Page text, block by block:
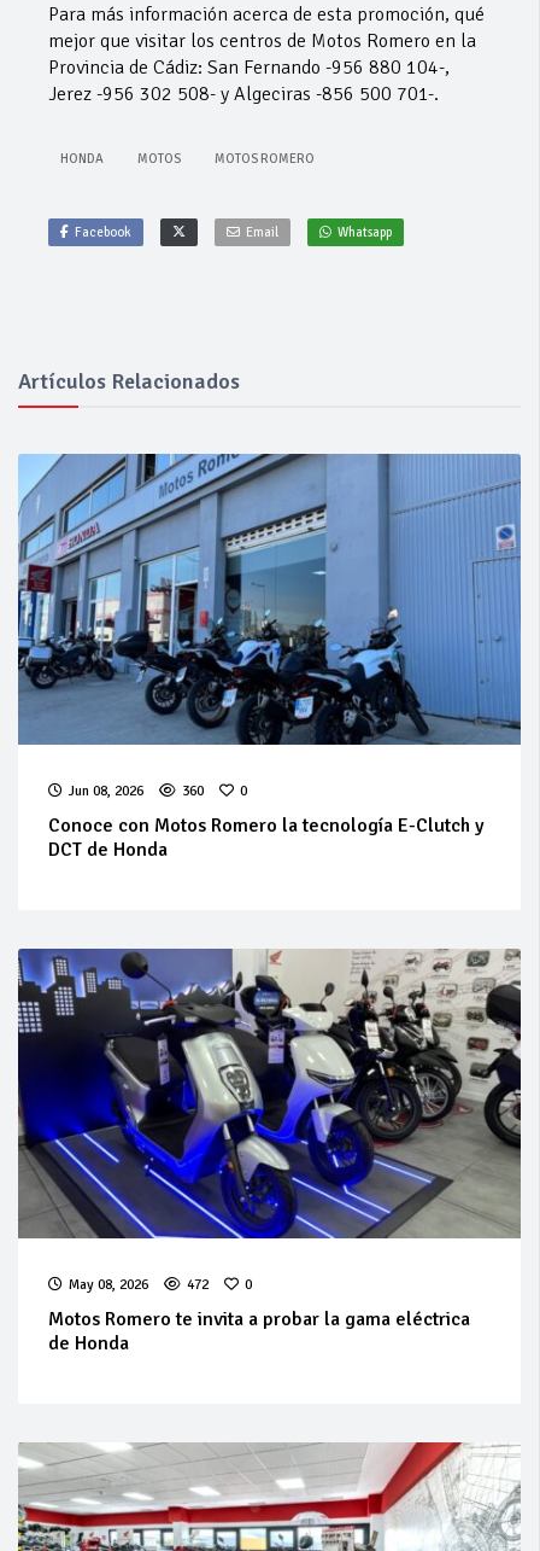
Para más información acerca de esta promoción, qué
mejor que visitar los centros de Motos Romero en la
Provincia de Cádiz: San Fernando -956 880 104-,
Jerez -956 302 508- y Algeciras -856 500 701-.
HONDA MOTOS MOTOS ROMERO
Facebook Email Whatsapp
Artículos Relacionados
Jun 08, 2026 360 0
Conoce con Motos Romero la tecnología E-Clutch y
DCT de Honda
May 08, 2026 472 0
Motos Romero te invita a probar la gama eléctrica
de Honda